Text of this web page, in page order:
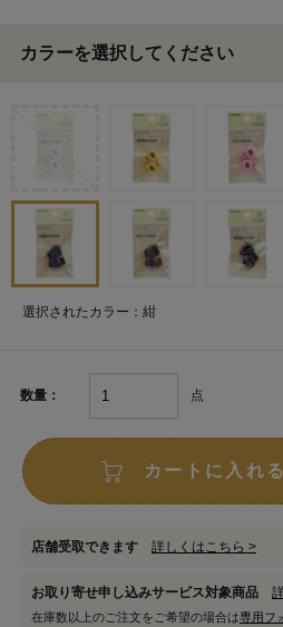
カラーを選択してください
選択されたカラー：紺
数量： 点
カートに入れる
店舗受取できます 詳しくはこちら >
お取り寄せ申し込みサービス対象商品
在庫数以上のご注文をご希望の場合は専用フ